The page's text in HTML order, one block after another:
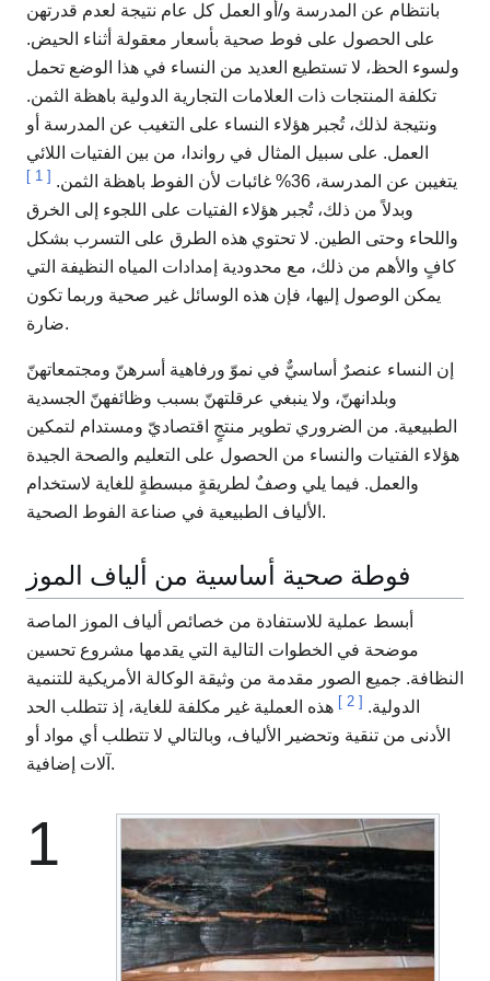
بانتظام عن المدرسة و/أو العمل كل عام نتيجة لعدم قدرتهن
على الحصول على فوط صحية بأسعار معقولة أثناء الحيض.
ولسوء الحظ، لا تستطيع العديد من النساء في هذا الوضع تحمل
تكلفة المنتجات ذات العلامات التجارية الدولية باهظة الثمن.
ونتيجة لذلك، تُجبر هؤلاء النساء على التغيب عن المدرسة أو
العمل. على سبيل المثال في رواندا، من بين الفتيات اللائي
يتغيبن عن المدرسة، 36% غائبات لأن الفوط باهظة الثمن.
[
]
وبدلاً من ذلك، تُجبر هؤلاء الفتيات على اللجوء إلى الخرق
واللحاء وحتى الطين. لا تحتوي هذه الطرق على التسرب بشكل
كافٍ والأهم من ذلك، مع محدودية إمدادات المياه النظيفة التي
يمكن الوصول إليها، فإن هذه الوسائل غير صحية وربما تكون
ضارة.
إن النساء عنصرٌ أساسيٌّ في نموّ ورفاهية أسرهنّ ومجتمعاتهنّ
وبلدانهنّ، ولا ينبغي عرقلتهنّ بسبب وظائفهنّ الجسدية
الطبيعية. من الضروري تطوير منتجٍ اقتصاديّ ومستدام لتمكين
هؤلاء الفتيات والنساء من الحصول على التعليم والصحة الجيدة
والعمل. فيما يلي وصفٌ لطريقةٍ مبسطةٍ للغاية لاستخدام
الألياف الطبيعية في صناعة الفوط الصحية.
فوطة صحية أساسية من ألياف الموز
أبسط عملية للاستفادة من خصائص ألياف الموز الماصة
موضحة في الخطوات التالية التي يقدمها مشروع تحسين
النظافة. جميع الصور مقدمة من وثيقة الوكالة الأمريكية للتنمية
الدولية. [
] هذه العملية غير مكلفة للغاية، إذ تتطلب الحد
الأدنى من تنقية وتحضير الألياف، وبالتالي لا تتطلب أي مواد أو
آلات إضافية.
1